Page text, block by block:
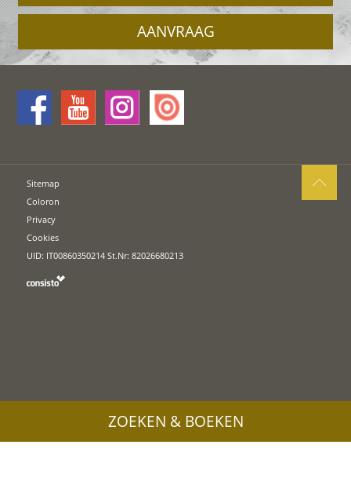
AANVRAAG
Sitemap
Coloron
Privacy
Cookies
UID: IT00860350214 St.Nr: 82026680213
ZOEKEN & BOEKEN